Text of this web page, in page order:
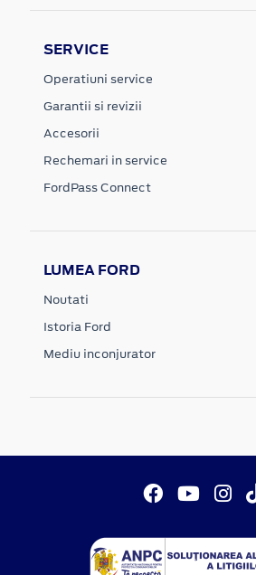
SERVICE
Operatiuni service
Garantii si revizii
Accesorii
Rechemari in service
FordPass Connect
LUMEA FORD
Noutati
Istoria Ford
Mediu inconjurator